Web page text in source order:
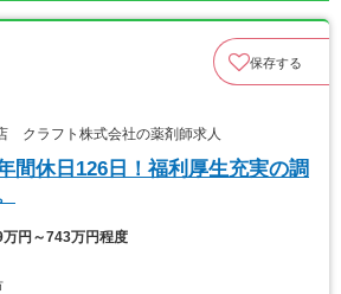
保存する
クラフト株式会社の薬剤師求人
間休日126日！福利厚生充実の調
万円～743万円程度